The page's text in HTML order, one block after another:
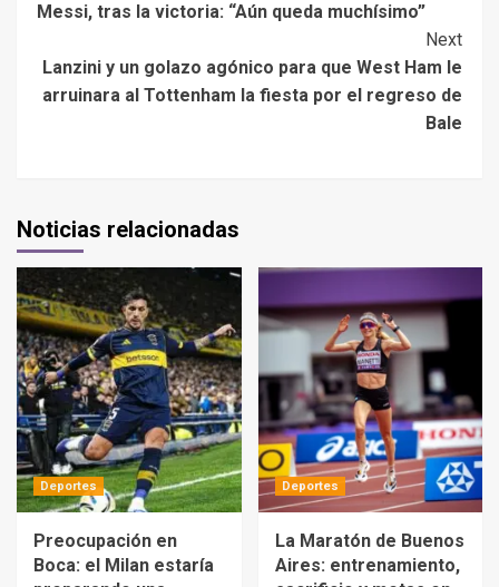
Messi, tras la victoria: “Aún queda muchísimo”
Next
Lanzini y un golazo agónico para que West Ham le
arruinara al Tottenham la fiesta por el regreso de
Bale
Noticias relacionadas
Deportes
Preocupación en
Boca: el Milan estaría
Deportes
La Maratón de Buenos
Aires: entrenamiento,